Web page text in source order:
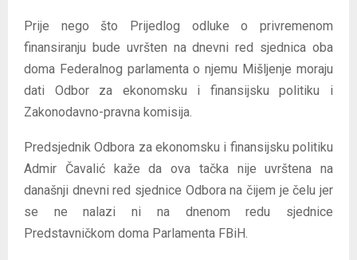
Prije nego što Prijedlog odluke o privremenom
finansiranju bude uvršten na dnevni red sjednica oba
doma Federalnog parlamenta o njemu Mišljenje moraju
dati Odbor za ekonomsku i finansijsku politiku i
Zakonodavno-pravna komisija.
Predsjednik Odbora za ekonomsku i finansijsku politiku
Admir Čavalić kaže da ova tačka nije uvrštena na
današnji dnevni red sjednice Odbora na čijem je čelu jer
se ne nalazi ni na dnenom redu sjednice
Predstavničkom doma Parlamenta FBiH.